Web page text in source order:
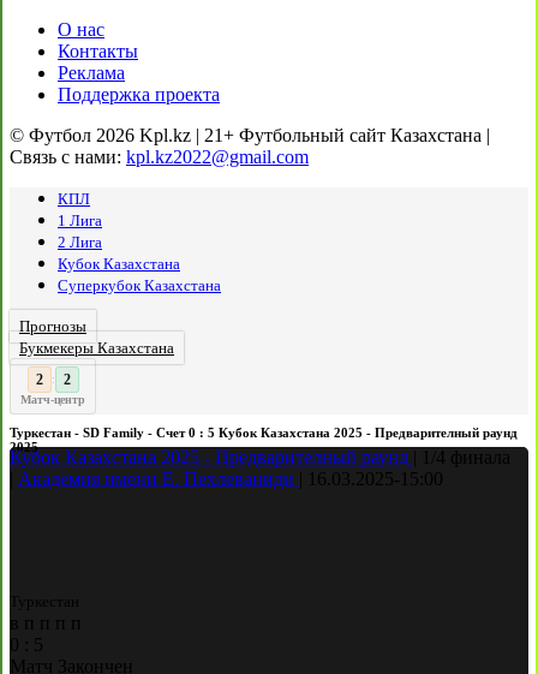
О нас
Контакты
Реклама
Поддержка проекта
© Футбол 2026 Kpl.kz | 21+ Футбольный сайт Казахстана |
Связь с нами: kpl.kz2022@gmail.com
КПЛ
1 Лига
2 Лига
Кубок Казахстана
Суперкубок Казахстана
Прогнозы
Букмекеры Казахстана
3 :
3
Матч-центр
Туркестан - SD Family - Счет 0 : 5 Кубок Казахстана 2025 - Предварителный раунд
2025
Кубок Казахстана 2025 - Предварителный раунд
1/4 финала
Академия имени Е. Пехлеваниди 16.03.2025- 15:00
Туркестан
в п п п
п
0
5
Матч Закончен